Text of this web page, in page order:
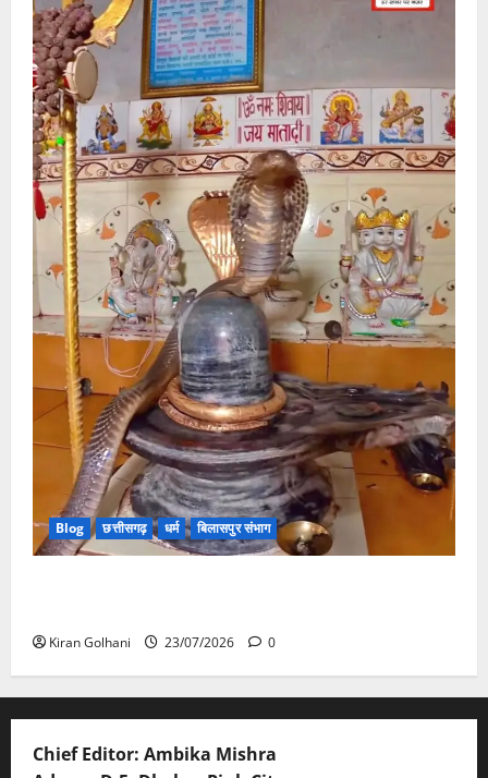
Blog छत्तीसगढ़ धर्म बिलासपुर संभाग
Kiran Golhani 23/07/2026 0
Chief Editor: Ambika Mishra